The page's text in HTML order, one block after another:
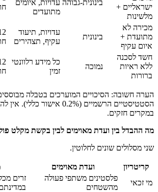
ישראליים +
מלשינות
בינונית-גבוהה עדויות, איומים
מתועדים
מכירה לא
מתועדת +
איום עקיף
בינונית
עדויות, תיעוד
עקיף, תצהירים
חשד לסכנה
ללא ראיות
ברורות
נמוכה
כל מידע רלוונטי
זמין
הערה חשובה: הסיכויים המוערכים בטבלה
הסטטיסטיים הרשמיים (0.2%
במקרים חזקים.
מה ההבדל בין ועדת מאוימים לבין בקשת מקלט
שני מסלולים שונים לחלוטין.
קריטריון ועדת מאוימים
מי זכאי
פלסטינים משתפי פעולה
מהשטחים
זרים